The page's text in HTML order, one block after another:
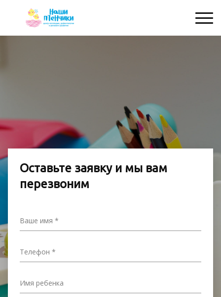
Оставьте заявку и мы вам
перезвоним
Ваше имя
Телефон
Имя ребенка